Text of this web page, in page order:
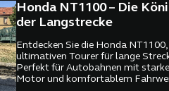
Honda NT1100 – Die
der Langstrecke
Entdecken Sie die Honda NT1100,
ultimativen Tourer für lange
Perfekt für Autobahnen mit
Motor und komfortablem